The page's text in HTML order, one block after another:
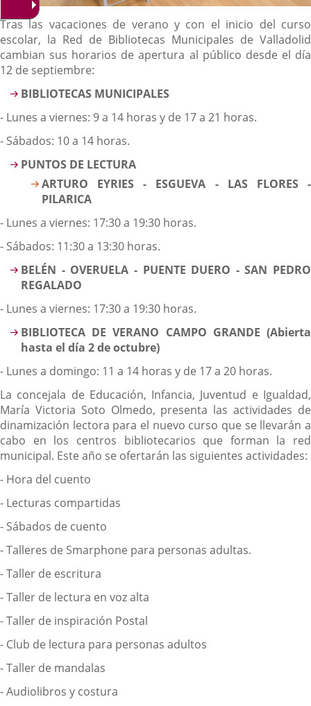
Descripción
Tras las vacaciones de verano y con el inicio del curso
escolar, la Red de Bibliotecas Municipales de Valladolid
cambian sus horarios de apertura al público desde el día
12 de septiembre:
BIBLIOTECAS MUNICIPALES
- Lunes a viernes: 9 a 14 horas y de 17 a 21 horas.
- Sábados: 10 a 14 horas.
PUNTOS DE LECTURA
ARTURO EYRIES - ESGUEVA - LAS FLORES -
PILARICA
- Lunes a viernes: 17:30 a 19:30 horas.
- Sábados: 11:30 a 13:30 horas.
BELÉN - OVERUELA - PUENTE DUERO - SAN PEDRO
REGALADO
- Lunes a viernes: 17:30 a 19:30 horas.
BIBLIOTECA DE VERANO CAMPO GRANDE (Abierta
hasta el día 2 de octubre)
- Lunes a domingo: 11 a 14 horas y de 17 a 20 horas.
La concejala de Educación, Infancia, Juventud e Igualdad,
María Victoria Soto Olmedo, presenta las actividades de
dinamización lectora para el nuevo curso que se llevarán a
cabo en los centros bibliotecarios que forman la red
municipal. Este año se ofertarán las siguientes actividades:
- Hora del cuento
- Lecturas compartidas
- Sábados de cuento
- Talleres de Smarphone para personas adultas.
- Taller de escritura
- Taller de lectura en voz alta
- Taller de inspiración Postal
- Club de lectura para personas adultos
- Taller de mandalas
- Audiolibros y costura